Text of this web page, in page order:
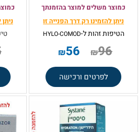
כמוצר משלים למוצר בהזמנתך
ניתן להזמינו רק דרך הפנייה זו
הטיפות זהות ל-HYLO-COMOD
₪96
₪56
לפרטים ורכישה